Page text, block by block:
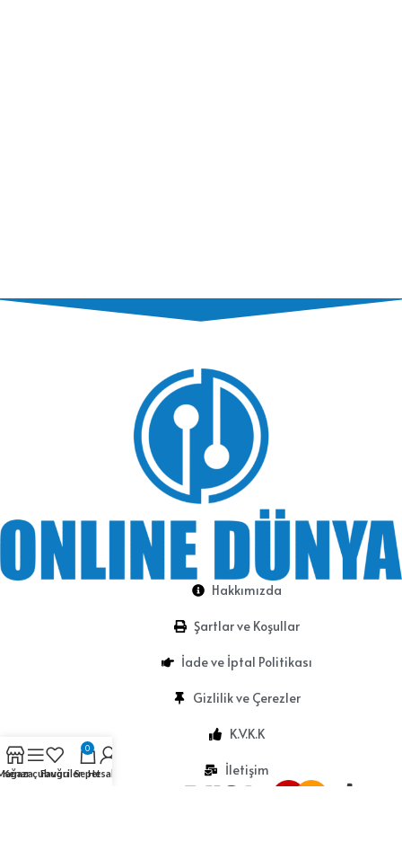
Hakkımızda
Şartlar ve Koşullar
İade ve İptal Politikası
Gizlilik ve Çerezler
K.V.K.K
İletişim
Kenar çubuğu
Favoriler
0
SepetHesabım